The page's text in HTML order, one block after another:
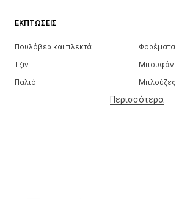
ΕΚΠΤΏΣΕΙΣ
Πουλόβερ και πλεκτά
Φορέματα
Τζιν
Μπουφάν
Παλτό
Μπλούζες
Εσώρουχα
Περισσότερα